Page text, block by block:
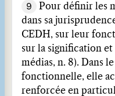
9
Pour définir les
dans sa
CEDH, sur leur
sur la signification
médias, n. 8). Dans
fonctionnelle, elle
renforcée en